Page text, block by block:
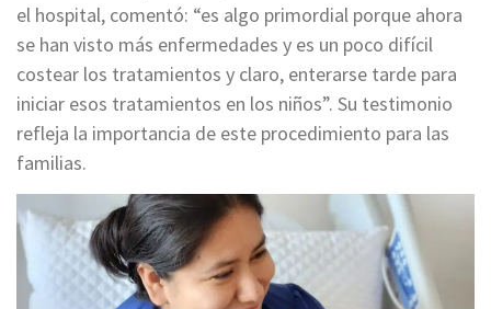
el hospital, comentó: “es algo primordial porque ahora
se han visto más enfermedades y es un poco difícil
costear los tratamientos y claro, enterarse tarde para
iniciar esos tratamientos en los niños”. Su testimonio
refleja la importancia de este procedimiento para las
familias.